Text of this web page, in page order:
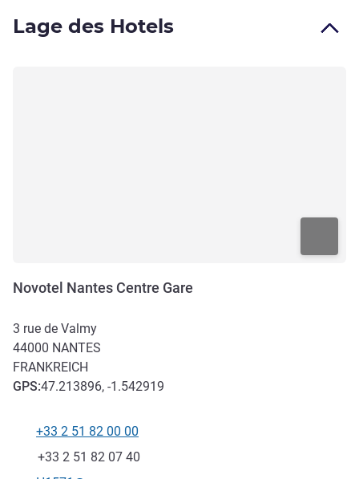
Lage des Hotels
Novotel Nantes Centre Gare
3 rue de Valmy
44000 NANTES
FRANKREICH
GPS:47.213896, -1.542919
+33 2 51 82 00 00
Fax
+33 2 51 82 07 40